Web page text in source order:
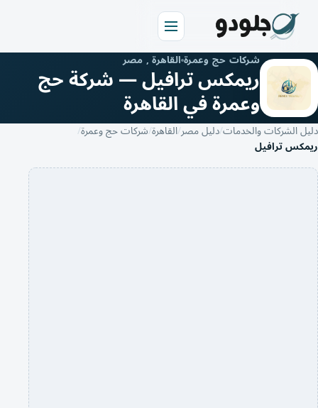
شركات حج وعمرةالقاهرة , مصر
ريمكس ترافيل — شركة حج
وعمرة في القاهرة
الشركات والخدماتدليل مصرالقاهرةشركات حج وعمرة
ترافيل